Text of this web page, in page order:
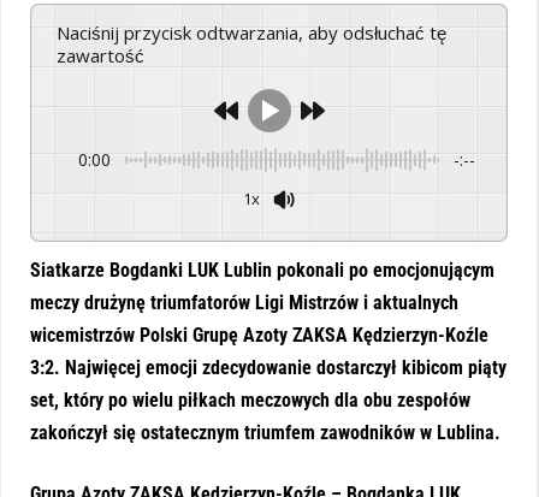
Naciśnij przycisk odtwarzania, aby odsłuchać tę
zawartość
0:00 -:--
1x
Siatkarze Bogdanki LUK Lublin pokonali po emocjonującym
meczy drużynę triumfatorów Ligi Mistrzów i aktualnych
wicemistrzów Polski Grupę Azoty ZAKSA Kędzierzyn-Koźle
3:2. Najwięcej emocji zdecydowanie dostarczył kibicom piąty
set, który po wielu piłkach meczowych dla obu zespołów
zakończył się ostatecznym triumfem zawodników w Lublina.